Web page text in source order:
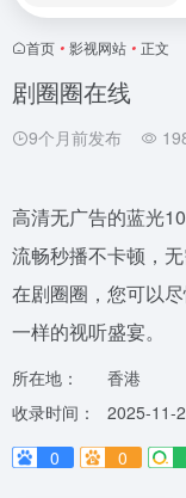
首页 • 影视网站 • 正文
剧圈圈在线
9个月前发布
高清无广告的蓝光
流畅秒播不卡顿，
在剧圈圈，您可以
一样的视听盛宴。
所在地：
香港
收录时间：
2025-11-
0
0